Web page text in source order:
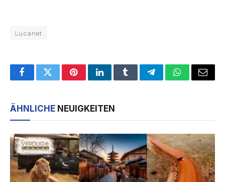
Lucanet
FacebookTwitterPinterestLinkedInTumblrTelegramWhatsApp
Email
ÄHNLICHE NEUIGKEITEN